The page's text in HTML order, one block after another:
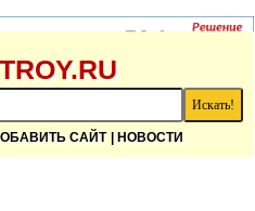
САЙТ | НОВОСТИ